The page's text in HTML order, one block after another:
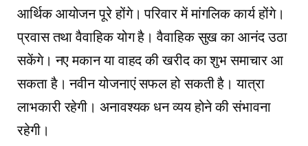
आर्थिक आयोजन पूरे होंगे। परिवार में मांगलिक कार्य होंगे।
प्रवास तथा वैवाहिक योग है। वैवाहिक सुख का आनंद उठा
सकेंगे। नए मकान या वाहद की खरीद का शुभ समाचार आ
सकता है। नवीन योजनाएं सफल हो सकती है। यात्रा
लाभकारी रहेगी। अनावश्यक धन व्यय होने की संभावना
रहेगी।